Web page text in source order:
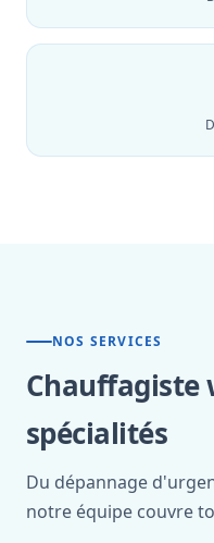
NOS SERVICES
Chauffagiste
spécialités
Du dépannage
notre équipe couvre